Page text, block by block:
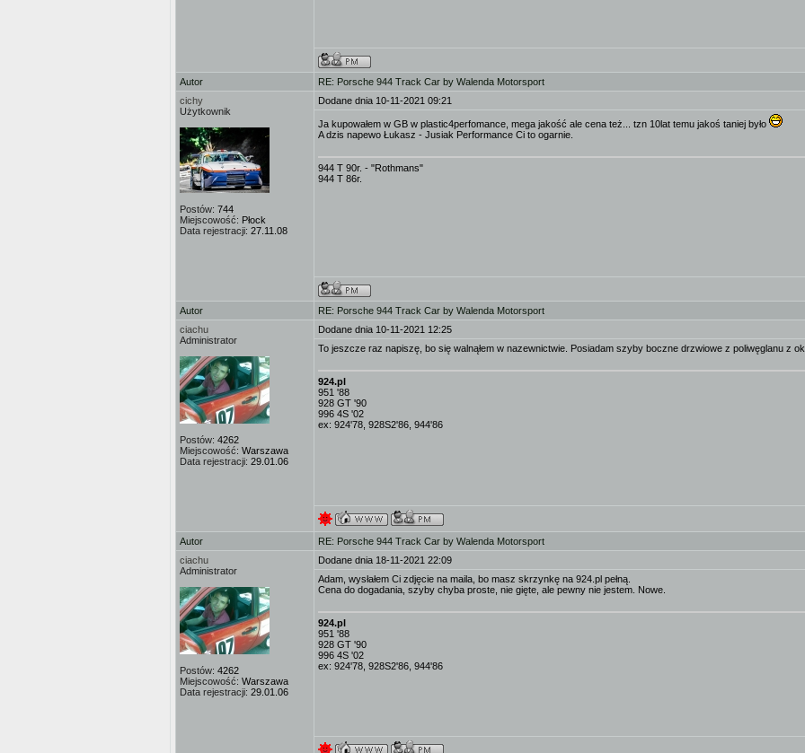
Autor
RE: Porsche 944 Track Car by Walenda Motorsport
cichy
Użytkownik
Postów: 744
Miejscowość: Płock
Data rejestracji: 27.11.08
Dodane dnia 10-11-2021 09:21
Ja kupowałem w GB w plastic4perfomance, mega jakość ale cena też... tzn 10lat temu jakoś taniej było
A dzis napewo Łukasz - Jusiak Performance Ci to ogarnie.
944 T 90r. - "Rothmans"
944 T 86r.
Autor
RE: Porsche 944 Track Car by Walenda Motorsport
ciachu
Administrator
Postów: 4262
Miejscowość: Warszawa
Data rejestracji: 29.01.06
Dodane dnia 10-11-2021 12:25
To jeszcze raz napiszę, bo się walnąłem w nazewnictwie. Posiadam szyby boczne drzwiowe z poliwęglanu z
924.pl
951 '88
928 GT '90
996 4S '02
ex: 924'78, 928S2'86, 944'86
Autor
RE: Porsche 944 Track Car by Walenda Motorsport
ciachu
Administrator
Postów: 4262
Miejscowość: Warszawa
Data rejestracji: 29.01.06
Dodane dnia 18-11-2021 22:09
Adam, wysłałem Ci zdjęcie na maila, bo masz skrzynkę na 924.pl pełną.
Cena do dogadania, szyby chyba proste, nie gięte, ale pewny nie jestem. Nowe.
924.pl
951 '88
928 GT '90
996 4S '02
ex: 924'78, 928S2'86, 944'86